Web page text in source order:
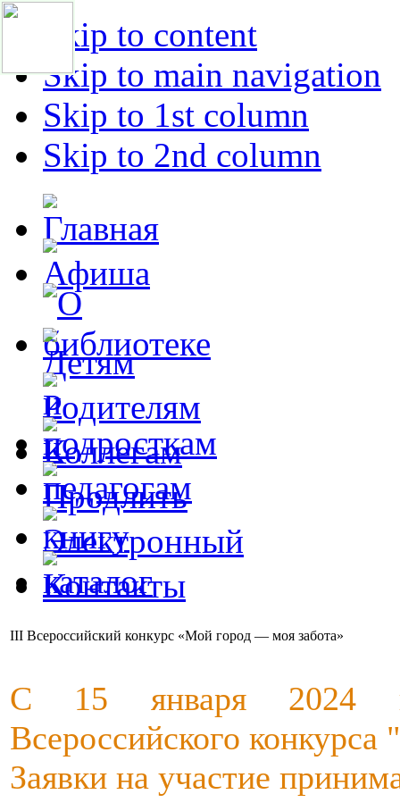
Skip to content
Skip to main navigation
Skip to 1st column
Skip to 2nd column
III Всеросcийский конкурс «Мой город — моя забота»
С 15 января 2024
Всероссийского
Заявки на участие